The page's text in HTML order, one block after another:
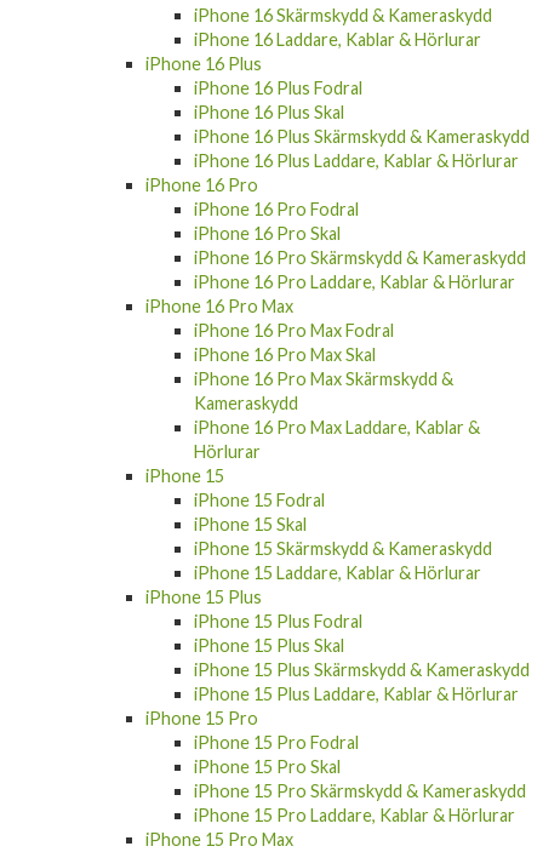
iPhone 16 Skärmskydd & Kameraskydd
iPhone 16 Laddare, Kablar & Hörlurar
iPhone 16 Plus
iPhone 16 Plus Fodral
iPhone 16 Plus Skal
iPhone 16 Plus Skärmskydd & Kameraskydd
iPhone 16 Plus Laddare, Kablar & Hörlurar
iPhone 16 Pro
iPhone 16 Pro Fodral
iPhone 16 Pro Skal
iPhone 16 Pro Skärmskydd & Kameraskydd
iPhone 16 Pro Laddare, Kablar & Hörlurar
iPhone 16 Pro Max
iPhone 16 Pro Max Fodral
iPhone 16 Pro Max Skal
iPhone 16 Pro Max Skärmskydd &
Kameraskydd
iPhone 16 Pro Max Laddare, Kablar &
Hörlurar
iPhone 15
iPhone 15 Fodral
iPhone 15 Skal
iPhone 15 Skärmskydd & Kameraskydd
iPhone 15 Laddare, Kablar & Hörlurar
iPhone 15 Plus
iPhone 15 Plus Fodral
iPhone 15 Plus Skal
iPhone 15 Plus Skärmskydd & Kameraskydd
iPhone 15 Plus Laddare, Kablar & Hörlurar
iPhone 15 Pro
iPhone 15 Pro Fodral
iPhone 15 Pro Skal
iPhone 15 Pro Skärmskydd & Kameraskydd
iPhone 15 Pro Laddare, Kablar & Hörlurar
iPhone 15 Pro Max